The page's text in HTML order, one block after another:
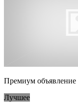
Премиум объявление
Лучшее